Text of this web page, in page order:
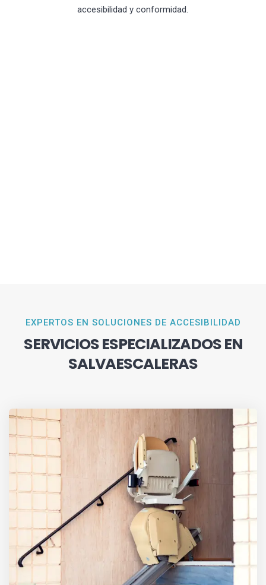
accesibilidad y conformidad.
EXPERTOS EN SOLUCIONES DE ACCESIBILIDAD
SERVICIOS ESPECIALIZADOS EN
SALVAESCALERAS